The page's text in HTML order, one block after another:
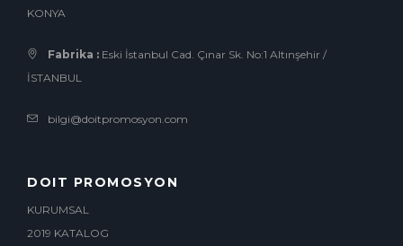
KONYA
Fabrika : Eski İstanbul Cad. Çınar Sk. No:1 Altınşehir /
İSTANBUL
bilgi@doitpromosyon.com
DOIT PROMOSYON
KURUMSAL
2019 KATALOG